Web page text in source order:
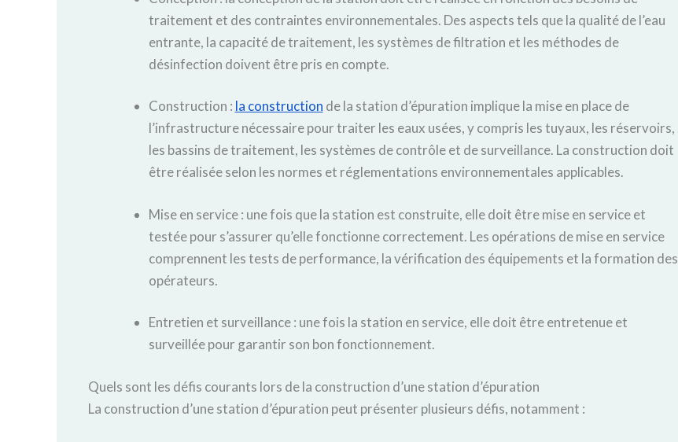
traitement et des contraintes environnementales. Des aspects tels que la qualité de l’eau
entrante, la capacité de traitement, les systèmes de filtration et les méthodes de
désinfection doivent être pris en compte.
Construction : la construction de la station d’épuration implique la mise en place de
l’infrastructure nécessaire pour traiter les eaux usées, y compris les tuyaux, les réservoirs,
les bassins de traitement, les systèmes de contrôle et de surveillance. La construction doit
être réalisée selon les normes et réglementations environnementales applicables.
Mise en service : une fois que la station est construite, elle doit être mise en service et
testée pour s’assurer qu’elle fonctionne correctement. Les opérations de mise en service
comprennent les tests de performance, la vérification des équipements et la formation des
opérateurs.
Entretien et surveillance : une fois la station en service, elle doit être entretenue et
surveillée pour garantir son bon fonctionnement.
Quels sont les défis courants lors de la construction d’une station d’épuration
La construction d’une station d’épuration peut présenter plusieurs défis, notamment :